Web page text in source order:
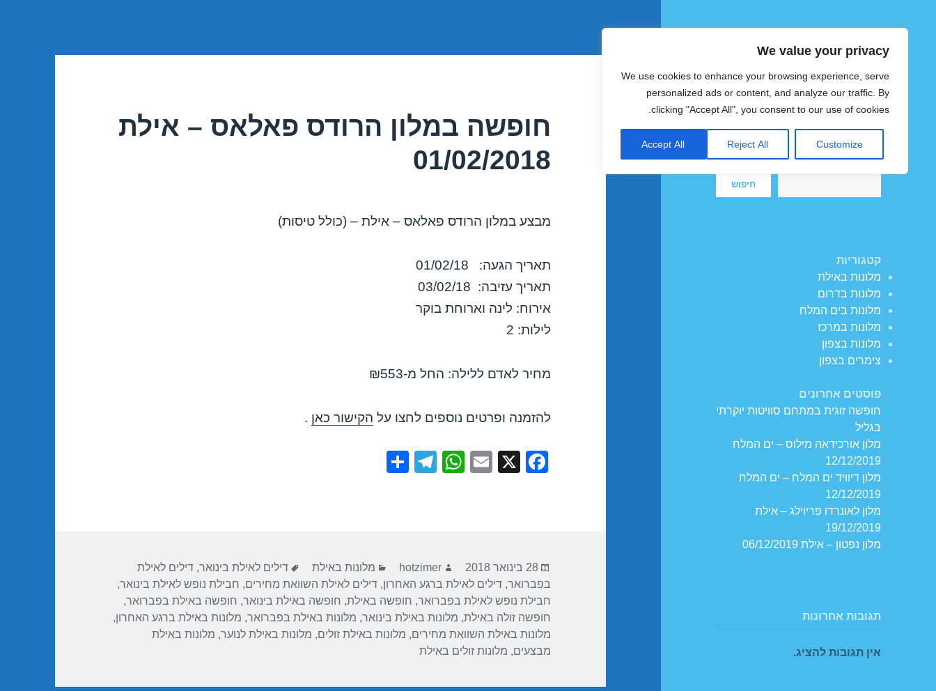
We value your privacy
We use cookies to enhance your browsing experience, serve
personalized ads or content, and analyze our traffic. By
clicking "Accept All", you consent to our use of cookies.
Customize
Reject All
Accept All
צימרים ומלונות זולים בישראל
חיפוש
חיפוש
קטגוריות
מלונות באילת
מלונות בדרום
מלונות בים המלח
מלונות במרכז
מלונות בצפון
צימרים בצפון
פוסטים אחרונים
חופשה זוגית במתחם סוויטות יוקרתי
בגליל
מלון אורכידאה מילוס – ים המלח
12/12/2019
מלון דיוויד ים המלח – ים המלח
12/12/2019
מלון לאונרדו פריוילג – אילת
19/12/2019
מלון נפטון – אילת 06/12/2019
תגובות אחרונות
אין תגובות להציג.
חופשה במלון הרודס פאלאס – אילת
01/02/2018
מבצע במלון הרודס פאלאס – אילת – (כולל טיסות)
תאריך הגעה: 01/02/18
תאריך עזיבה: 03/02/18
אירוח: לינה וארוחת בוקר
לילות: 2
מחיר לאדם ללילה: החל מ-₪553
להזמנה ופרטים נוספים לחצו על הקישור כאן .
F
o
o
k
X
E
W
p
p
T
m
פורסם
בתאריך
28 בינואר 2018 מחבר
hotzimer קטגוריות
מלונות באילת תגיות
דילים לאילת בינואר,דילים לאילת
בפברואר,דילים לאילת ברגע האחרון,דילים לאילת השוואת מחירים, חבילת נופש לאילת בינואר,
חבילת נופש לאילת בפברואר, חופשה באילת, חופשה באילת בינואר, חופשה באילת בפברואר,
חופשה זולה באילת, מלונות באילת בינואר, מלונות באילת בפברואר, מלונות באילת ברגע האחרון,
מלונות באילת השוואת מחירים, מלונות באילת זולים, מלונות באילת לנוער, מלונות באילת
מבצעים, מלונות זולים באילת